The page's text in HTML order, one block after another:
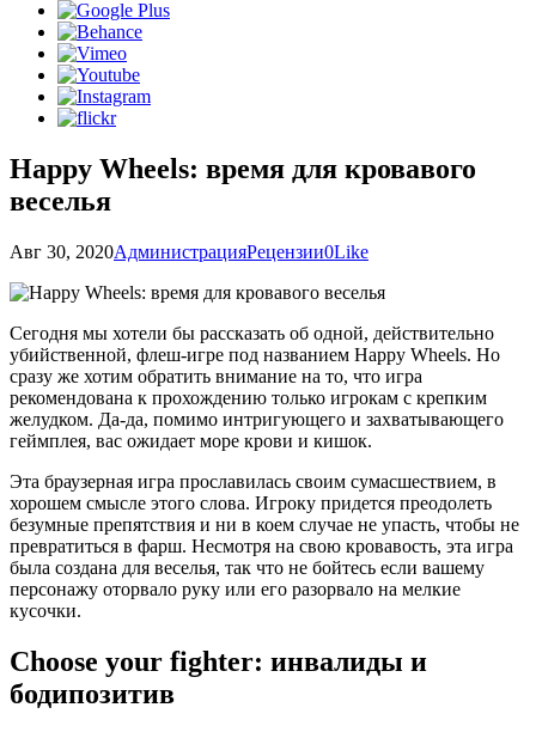
Happy Wheels: время для кровавого
веселья
Авг 30, 2020АдминистрацияРецензии0Like
Сегодня мы хотели бы рассказать об одной, действительно
убийственной, флеш-игре под названием Happy Wheels. Но
сразу же хотим обратить внимание на то, что игра
рекомендована к прохождению только игрокам с крепким
желудком. Да-да, помимо интригующего и захватывающего
геймплея, вас ожидает море крови и кишок.
Эта браузерная игра прославилась своим сумасшествием, в
хорошем смысле этого слова. Игроку придется преодолеть
безумные препятствия и ни в коем случае не упасть, чтобы не
превратиться в фарш. Несмотря на свою кровавость, эта игра
была создана для веселья, так что не бойтесь если вашему
персонажу оторвало руку или его разорвало на мелкие
кусочки.
Choose your fighter: инвалиды и
бодипозитив